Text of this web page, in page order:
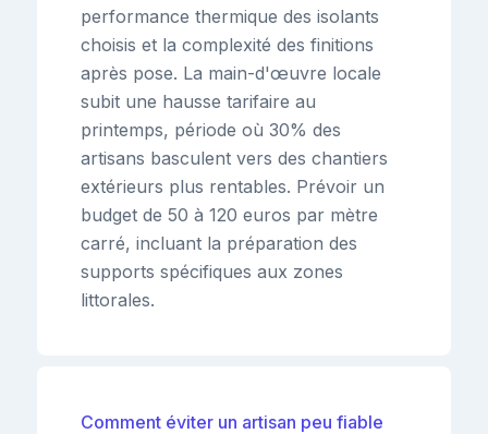
performance thermique des isolants
choisis et la complexité des finitions
après pose. La main-d'œuvre locale
subit une hausse tarifaire au
printemps, période où 30% des
artisans basculent vers des chantiers
extérieurs plus rentables. Prévoir un
budget de 50 à 120 euros par mètre
carré, incluant la préparation des
supports spécifiques aux zones
littorales.
Comment éviter un artisan peu fiable